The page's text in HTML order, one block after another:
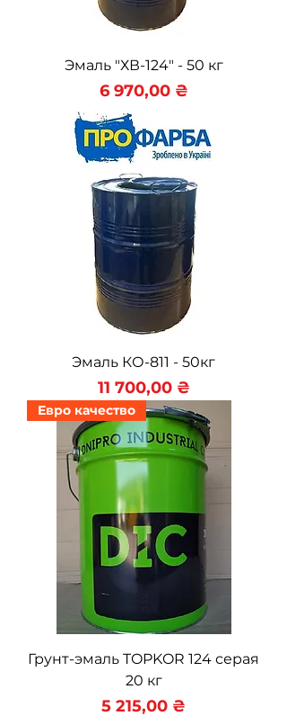
Эмаль "ХВ-124" - 50 кг
Цена
6 970,00 ₴
Эмаль КО-811 - 50кг
Цена
11 700,00 ₴
Евро качество
Грунт-эмаль TOPKOR 124 серая
20 кг
Цена
5 215,00 ₴